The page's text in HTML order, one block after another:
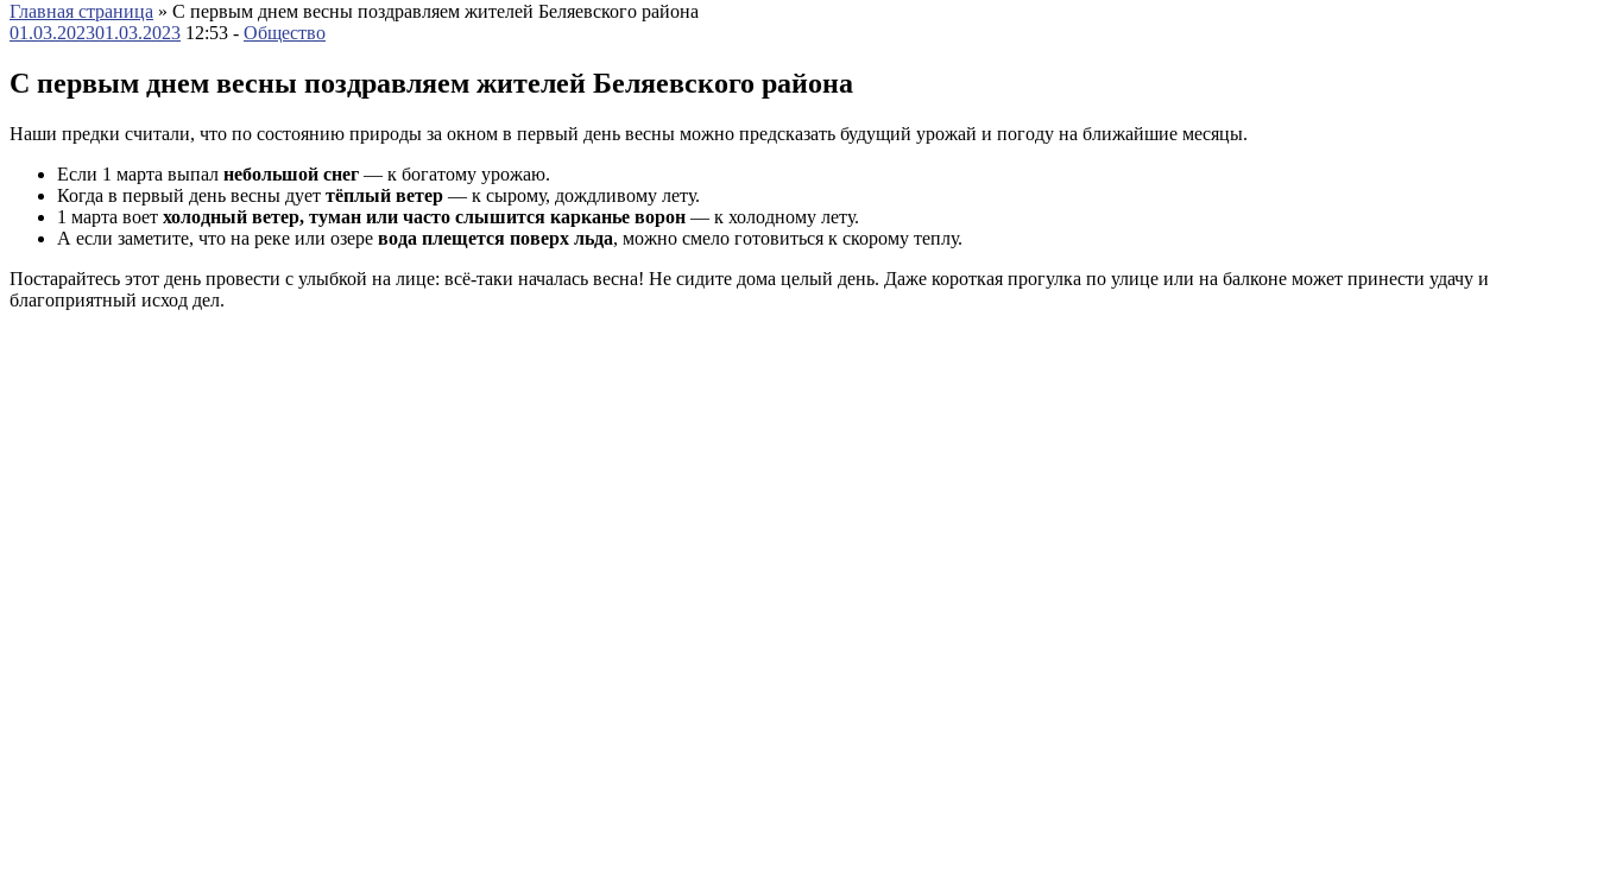
Главная страница » С первым днем весны поздравляем жителей Беляевского района
01.03.202301.03.2023 12:53 - Общество
С первым днем весны поздравляем жителей Беляевского района
Наши предки считали, что по состоянию природы за окном в первый день весны можно предсказать будущий урожай и погоду на ближайшие месяцы.
Если 1 марта выпал небольшой снег — к богатому урожаю.
Когда в первый день весны дует тёплый ветер — к сырому, дождливому лету.
1 марта воет холодный ветер, туман или часто слышится карканье ворон — к холодному лету.
А если заметите, что на реке или озере вода плещется поверх льда, можно смело готовиться к скорому теплу.
Постарайтесь этот день провести с улыбкой на лице: всё-таки началась весна! Не сидите дома целый день. Даже короткая прогулка по улице или на балконе может принести удачу и
благоприятный исход дел.